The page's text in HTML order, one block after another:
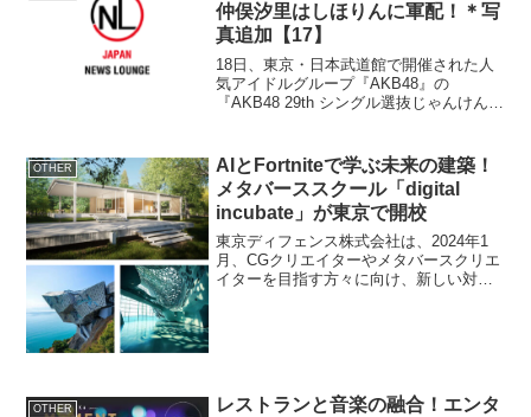
仲俣汐里はしほりんに軍配！＊写
真追加【17】
18日、東京・日本武道館で開催された人
気アイドルグループ『AKB48』の
『AKB48 29th シングル選抜じゃんけん大
里（20、チーム4）が激突し、しほりん...
OTHER
AIとFortniteで学ぶ未来の建築！
メタバーススクール「digital
incubate」が東京で開校
東京ディフェンス株式会社は、2024年1
月、CGクリエイターやメタバースクリエ
イターを目指す方々に向け、新しい対面
OTHER
レストランと音楽の融合！エンタ